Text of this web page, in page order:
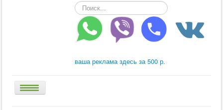
Искать...
ваша реклама здесь за 500 р.